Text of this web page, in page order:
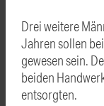
Drei weitere
Jahren sollen
gewesen sein.
beiden
entsorgten.